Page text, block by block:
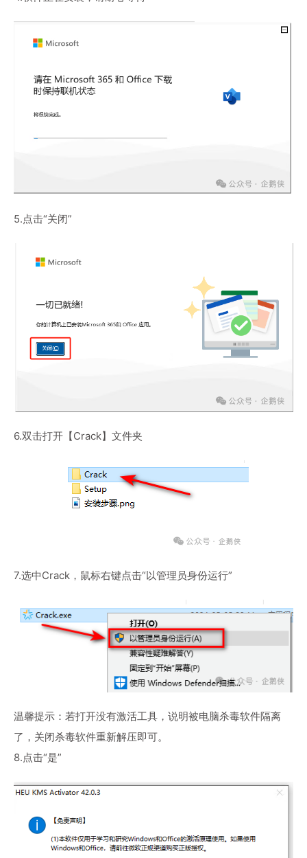
5.点击“关闭”
6.双击打开【Crack】文件夹
7.选中Crack，鼠标右键点击“以管理员身份运行”
温馨提示：若打开没有激活工具，说明被电脑杀毒软件隔离
了，关闭杀毒软件重新解压即可。
8.点击“是”